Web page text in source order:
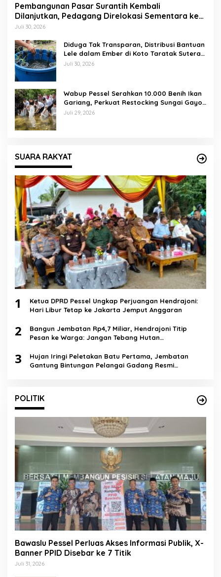
Pembangunan Pasar Surantih Kembali
Dilanjutkan, Pedagang Direlokasi Sementara ke
Lapangan Gadih Basanai
Juli 30, 2026
Diduga Tak Transparan, Distribusi Bantuan
Lele dalam Ember di Koto Taratak Sutera
Tuai Sorotan Warga
Juli 30, 2026
Wabup Pessel Serahkan 10.000 Benih Ikan
Gariang, Perkuat Restocking Sungai Gayo
demi Kelestarian Perairan
Juli 29, 2026
SUARA RAKYAT
1
Ketua DPRD Pessel Ungkap Perjuangan Hendrajoni:
Hari Libur Tetap ke Jakarta Jemput Anggaran
2
Bangun Jembatan Rp4,7 Miliar, Hendrajoni Titip
Pesan ke Warga: Jangan Tebang Hutan
3
Hujan Iringi Peletakan Batu Pertama, Jembatan
Gantung Bintungan Pelangai Gadang Resmi
POLITIK
Bawaslu Pessel Perluas Akses Informasi Publik, X-
Banner PPID Disebar ke 7 Titik
Juli 31, 2026